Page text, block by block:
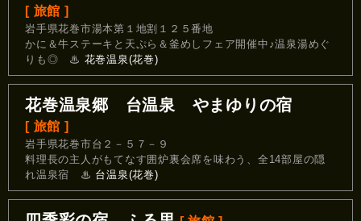
[ 旅館 ]
岩手県花巻市湯本第１地割１２５番地
かに＆牛ステーキと天ぷら＆釜めしフェア開催中♪温泉湯めぐ
りも◎ ♨ 花巻温泉(花巻)
花巻温泉郷 台温泉 やまゆりの宿
[ 旅館 ]
岩手県花巻市台２－５７－９
料理長の主人がもてなす囲炉裏会席を味わう、全14部屋の隠
れ温泉宿 ♨ 台温泉(花巻)